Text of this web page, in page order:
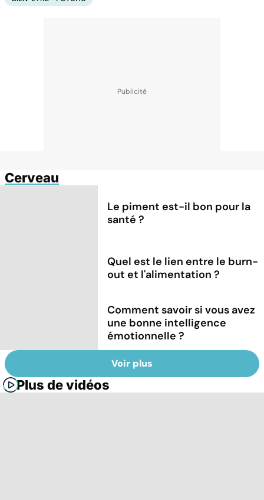
Cerveau
Le piment est-il bon pour la
santé ?
Quel est le lien entre le burn-
out et l'alimentation ?
Comment savoir si vous avez
une bonne intelligence
émotionnelle ?
Voir plus
Plus de vidéos